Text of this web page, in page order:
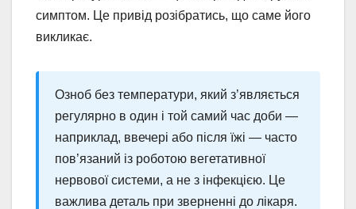
симптом. Це привід розібратись, що саме його
викликає.
Озноб без температури, який з’являється
регулярно в один і той самий час доби —
наприклад, ввечері або після їжі — часто
пов’язаний із роботою вегетативної
нервової системи, а не з інфекцією. Це
важлива деталь при зверненні до лікаря.